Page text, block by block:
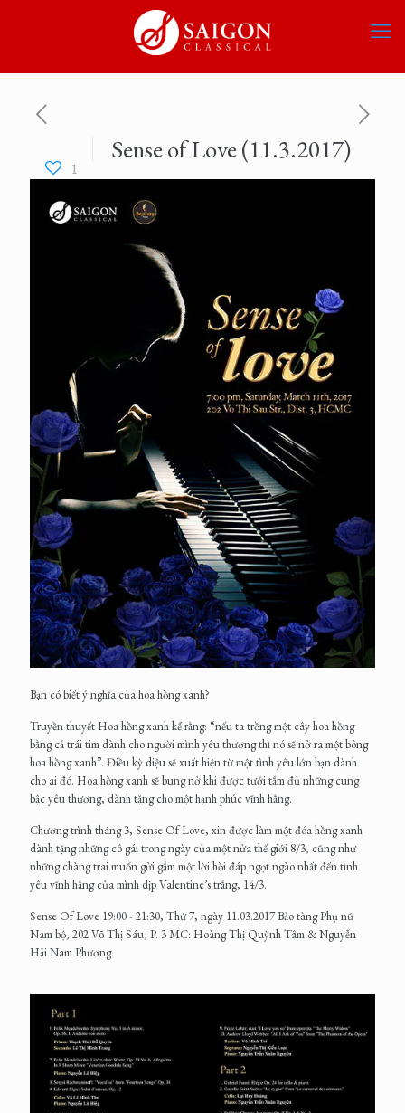
1
Sense of Love (11.3.2017)
Bạn có biết ý nghĩa của hoa hồng xanh?
Truyền thuyết Hoa hồng xanh kể rằng: “nếu ta trồng một cây hoa hồng
bằng cả trái tim dành cho người mình yêu thương thì nó sẽ nở ra một bông
hoa hồng xanh”. Điều kỳ diệu sẽ xuất hiện từ một tình yêu lớn bạn dành
cho ai đó. Hoa hồng xanh sẽ bung nở khi được tưới tắm đủ những cung
bậc yêu thương, dành tặng cho một hạnh phúc vĩnh hằng.
Chương trình tháng 3, Sense Of Love, xin được làm một đóa hồng xanh
dành tặng những cô gái trong ngày của một nửa thế giới 8/3, cũng như
những chàng trai muốn gửi gắm một lời hồi đáp ngọt ngào nhất đến tình
yêu vĩnh hằng của mình dịp Valentine’s trắng, 14/3.
Sense Of Love 19:00 - 21:30, Thứ 7, ngày 11.03.2017 Bảo tàng Phụ nữ
Nam bộ, 202 Võ Thị Sáu, P. 3 MC: Hoàng Thị Quỳnh Tâm & Nguyễn
Hải Nam Phương